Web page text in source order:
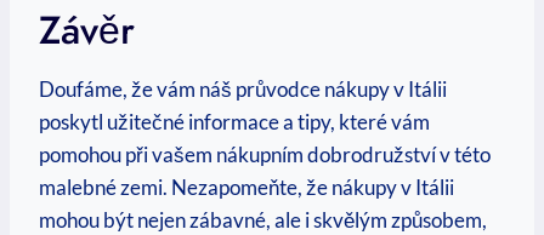
Závěr
Doufáme, že vám náš průvodce nákupy v Itálii
poskytl užitečné informace a tipy, které vám
pomohou při vašem nákupním dobrodružství v této
malebné zemi. Nezapomeňte, že nákupy v Itálii
mohou být nejen zábavné, ale i skvělým způsobem,